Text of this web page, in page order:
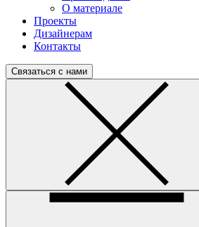
О материале
Проекты
Дизайнерам
Контакты
Связаться с нами